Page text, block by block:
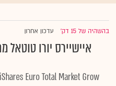
בהשהיה של 15 דק' |עדכון אחרון
איישיירס יורו טוטאל
iShares Euro Total Market Grow